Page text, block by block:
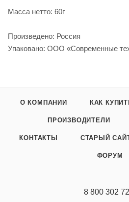
Масса нетто: 60г
Произведено: Россия
Упаковано: ООО «Современные
О КОМПАНИИ КАК
ПРОИЗВОДИТЕЛИ
КОНТАКТЫ СТАРЫЙ
ФОРУМ
8 800 302